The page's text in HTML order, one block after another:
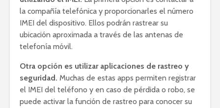
la compañía telefónica y proporcionarles el número
IMEI del dispositivo. Ellos podrán rastrear su
ubicación aproximada a través de las antenas de
telefonía móvil.
Otra opción es utilizar aplicaciones de rastreo y
seguridad. Muchas de estas apps permiten registrar
el IMEI del teléfono y en caso de pérdida o robo, se
puede activar la función de rastreo para conocer su